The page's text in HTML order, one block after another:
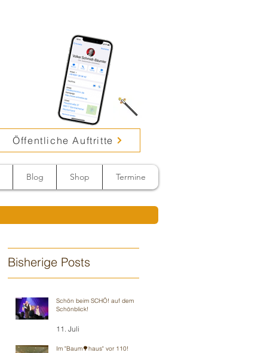
Öffentliche Auftritte
Blog Shop Termine
Bisherige Posts
Schön beim SCHÖ! auf dem
Schönblick!
11. Juli
Im "Baum🌳haus" vor 110!